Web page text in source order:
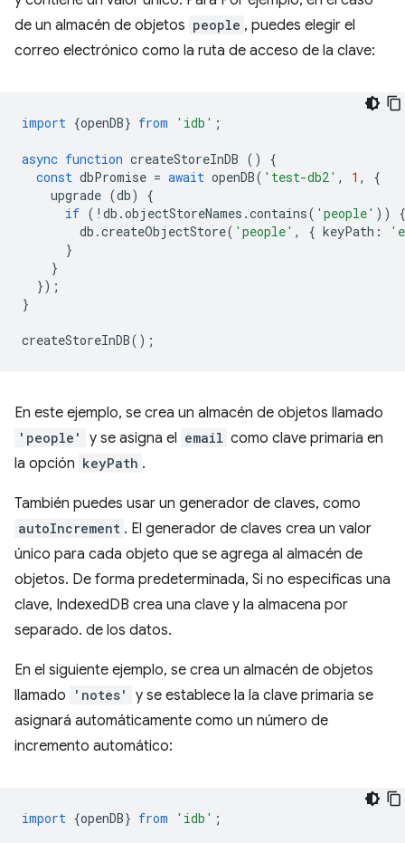
de un almacén de objetos people , puedes elegir el
correo electrónico como la ruta de acceso de la clave:
import {openDB} from 'idb' ;
async function createStoreInDB ()
{
const dbPromise = await openDB( 'test-db2' , 1 ,
{
upgrade (db)
{
if ( ! db .objectStoreNames .contains( 'people' ))
{
db .createObjectStore( 'people' , { keyPath :
}
}
});
}
createStoreInDB();
En este ejemplo, se crea un almacén de objetos llamado
'people' y se asigna el email como clave primaria en
la opción keyPath .
También puedes usar un generador de claves, como
autoIncrement . El generador de claves crea un valor
único para cada objeto que se agrega al almacén de
objetos. De forma predeterminada, Si no especificas una
clave, IndexedDB crea una clave y la almacena por
separado. de los datos.
En el siguiente ejemplo, se crea un almacén de objetos
llamado
'notes'
y se establece la la clave primaria se
asignará automáticamente como un número de
incremento automático:
import {openDB} from 'idb' ;